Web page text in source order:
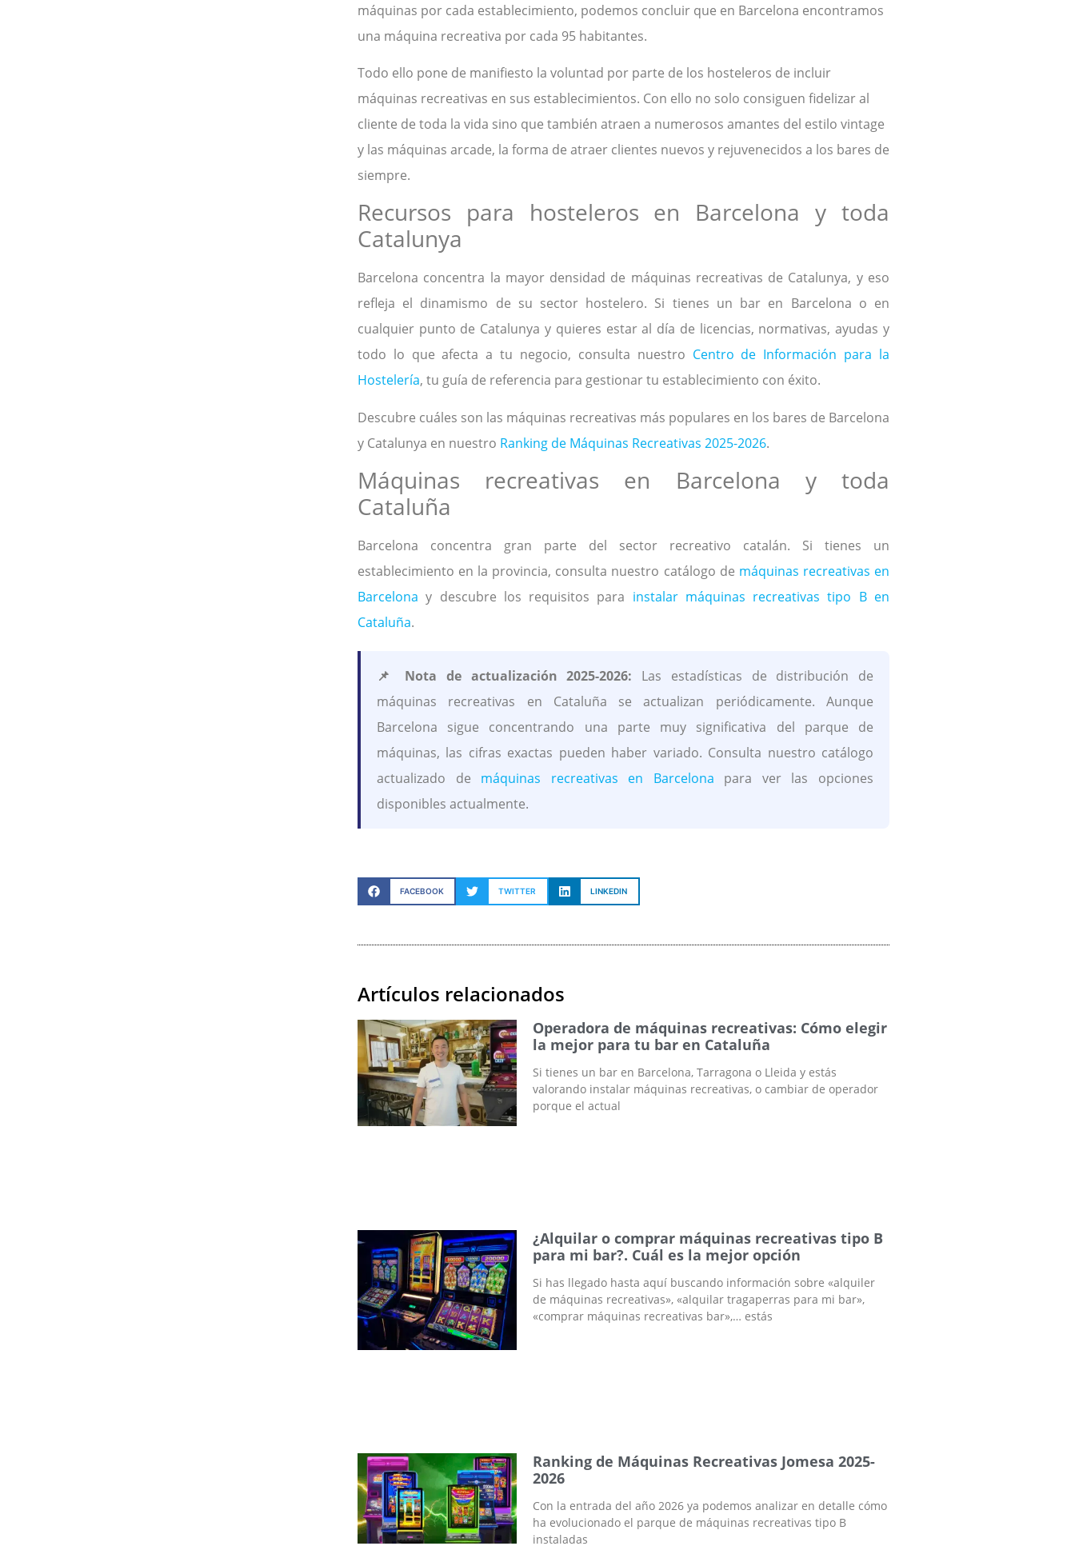
máquinas por cada establecimiento, podemos concluir que en Barcelona encontramos
una máquina recreativa por cada 95 habitantes.
Todo ello pone de manifiesto la voluntad por parte de los hosteleros de incluir
máquinas recreativas en sus establecimientos. Con ello no solo consiguen fidelizar al
cliente de toda la vida sino que también atraen a numerosos amantes del estilo vintage
y las máquinas arcade, la forma de atraer clientes nuevos y rejuvenecidos a los bares de
siempre.
Recursos para hosteleros en Barcelona y toda
Catalunya
Barcelona concentra la mayor densidad de máquinas recreativas de Catalunya, y eso
refleja el dinamismo de su sector hostelero. Si tienes un bar en Barcelona o en
cualquier punto de Catalunya y quieres estar al día de licencias, normativas, ayudas y
todo lo que afecta a tu negocio, consulta nuestro Centro de Información para la
Hostelería, tu guía de referencia para gestionar tu establecimiento con éxito.
Descubre cuáles son las máquinas recreativas más populares en los bares de Barcelona
y Catalunya en nuestro Ranking de Máquinas Recreativas 2025-2026.
Máquinas recreativas en Barcelona y toda
Cataluña
Barcelona concentra gran parte del sector recreativo catalán. Si tienes un
establecimiento en la provincia, consulta nuestro catálogo de máquinas recreativas en
Barcelona y descubre los requisitos para instalar máquinas recreativas tipo B en
Cataluña.
📌 Nota de actualización 2025-2026: Las estadísticas de distribución de
máquinas recreativas en Cataluña se actualizan periódicamente. Aunque
Barcelona sigue concentrando una parte muy significativa del parque de
máquinas, las cifras exactas pueden haber variado. Consulta nuestro catálogo
actualizado de máquinas recreativas en Barcelona para ver las opciones
disponibles actualmente.
FACEBOOK TWITTER LINKEDIN
Artículos relacionados
Operadora de máquinas recreativas: Cómo elegir
la mejor para tu bar en Cataluña
Si tienes un bar en Barcelona, Tarragona o Lleida y estás
valorando instalar máquinas recreativas, o cambiar de operador
porque el actual
¿Alquilar o comprar máquinas recreativas tipo B
para mi bar?. Cuál es la mejor opción
Si has llegado hasta aquí buscando información sobre «alquiler
de máquinas recreativas», «alquilar tragaperras para mi bar»,
«comprar máquinas recreativas bar»,… estás
Ranking de Máquinas Recreativas Jomesa 2025-
2026
Con la entrada del año 2026 ya podemos analizar en detalle cómo
ha evolucionado el parque de máquinas recreativas tipo B
instaladas